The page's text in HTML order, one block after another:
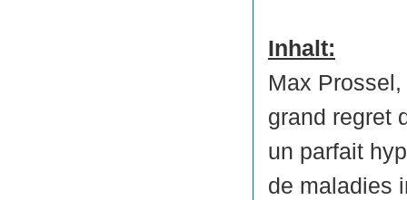
Inhalt:
Max
grand regret
un parfait
de maladies